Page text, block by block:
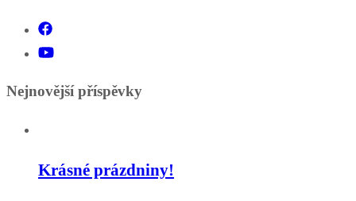
Nejnovější příspěvky
Krásné prázdniny!